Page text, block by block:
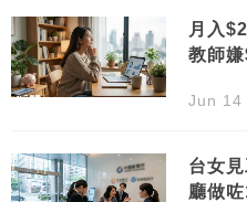
月入
教師
Jun 14
台女
廳做